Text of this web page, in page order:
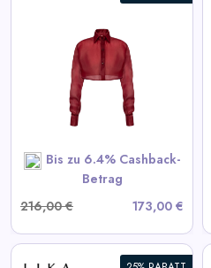
Bis zu 6.4% Cashback-
Betrag
216,00 €
173,00 €
Schwarzes strukturiertes Mini-
View All LIKA Deals
SHOP NOW